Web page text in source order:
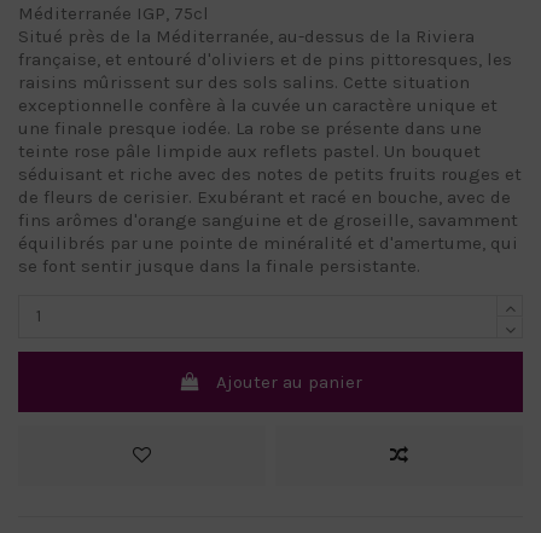
Méditerranée IGP, 75cl
Situé près de la Méditerranée, au-dessus de la Riviera
française, et entouré d'oliviers et de pins pittoresques, les
raisins mûrissent sur des sols salins. Cette situation
exceptionnelle confère à la cuvée un caractère unique et
une finale presque iodée. La robe se présente dans une
teinte rose pâle limpide aux reflets pastel. Un bouquet
séduisant et riche avec des notes de petits fruits rouges et
de fleurs de cerisier. Exubérant et racé en bouche, avec de
fins arômes d'orange sanguine et de groseille, savamment
équilibrés par une pointe de minéralité et d'amertume, qui
se font sentir jusque dans la finale persistante.
Ajouter au panier